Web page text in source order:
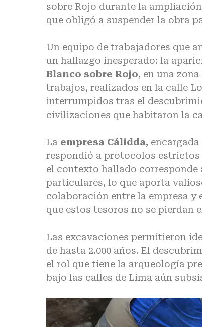
sobre Rojo durante la
que obligó a suspender la obra
Un equipo de trabajadores que
un hallazgo inesperado: la
Blanco sobre Rojo, en una
trabajos, realizados en la calle
interrumpidos tras el
civilizaciones que habitaron la
La empresa Cálidda,
respondió a protocolos
el contexto hallado
particulares, lo que aporta
colaboración entre la empresa
que estos tesoros no se pierdan
Las excavaciones permitieron
de hasta 2.000 años. El
el rol que tiene la arqueología
bajo las calles de Lima aún